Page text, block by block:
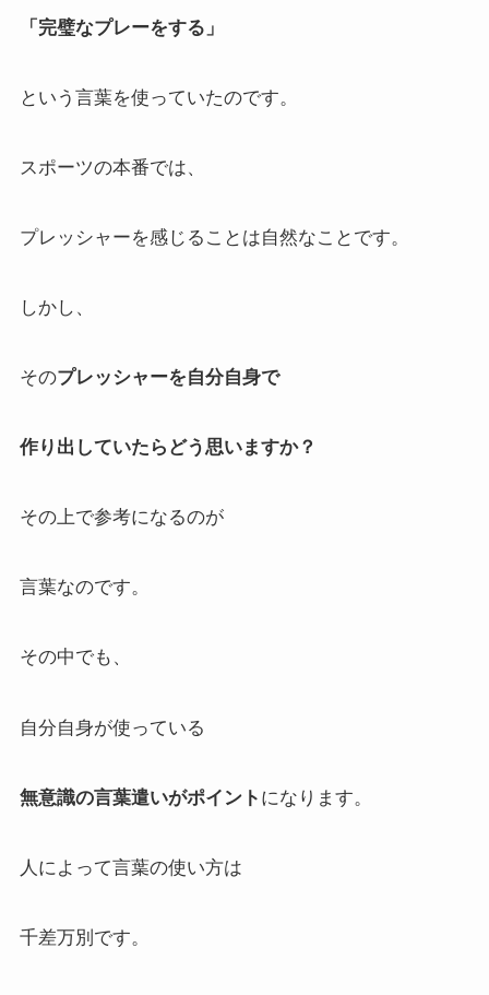
「完璧なプレーをする」
という言葉を使っていたのです。
スポーツの本番では、
プレッシャーを感じることは自然なことです。
しかし、
そのプレッシャーを自分自身で
作り出していたらどう思いますか？
その上で参考になるのが
言葉なのです。
その中でも、
自分自身が使っている
無意識の言葉遣いがポイント になります。
人によって言葉の使い方は
千差万別です。